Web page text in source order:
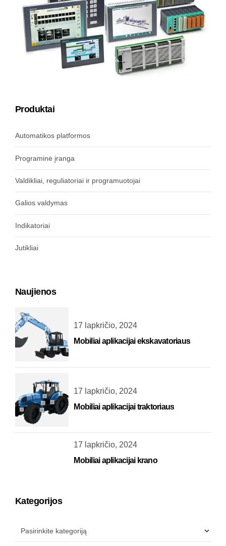
Produktai
Automatikos platformos
Programinė įranga
Valdikliai, reguliatoriai ir programuotojai
Galios valdymas
Indikatoriai
Jutikliai
Naujienos
17 lapkričio, 2024
Mobiliai aplikacijai ekskavatoriaus
17 lapkričio, 2024
Mobiliai aplikacijai traktoriaus
17 lapkričio, 2024
Mobiliai aplikacijai krano
Kategorijos